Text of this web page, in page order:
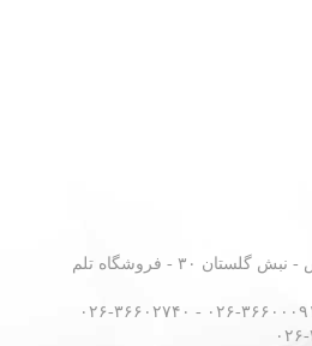
کرج - جاده فردیس - نبش گلستان ۳۰ - فروشگاه تلم